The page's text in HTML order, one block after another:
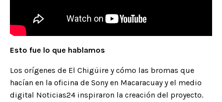
Esto fue lo que hablamos
Los orígenes de El Chigüire y cómo las bromas que
hacían en la oficina de Sony en Macaracuay y el medio
digital Noticias24 inspiraron la creación del proyecto.